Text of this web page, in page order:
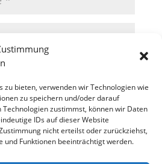
zu bieten, verwenden wir Technologien wie
zu speichern und/oder darauf
zustimmst, können wir Daten
IDs auf dieser Website
nicht erteilst oder zurückziehst,
und Funktionen beeinträchtigt werden.